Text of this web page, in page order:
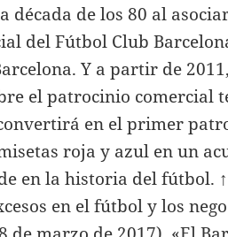
de los 80 al
del Fútbol Club
Y a partir de
el patrocinio comercial
en el primer
roja y azul en un
en la historia del fútbol.
en el fútbol y los